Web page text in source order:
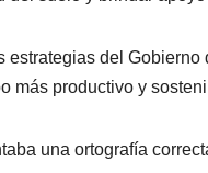
estrategias del
más productivo y
una ortografía